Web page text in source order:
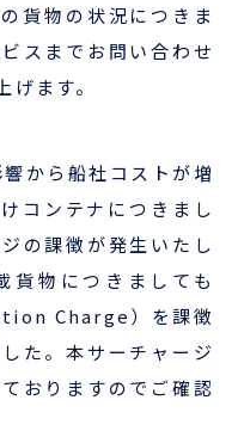
わせ
資料
貨物の状況につきま
スまでお問い合わせ
ます。
から船社コストが増
コンテナにつきまし
の課徴が発生いたし
貨物につきましても
Charge）を課徴
た。本サーチャージ
おりますのでご確認